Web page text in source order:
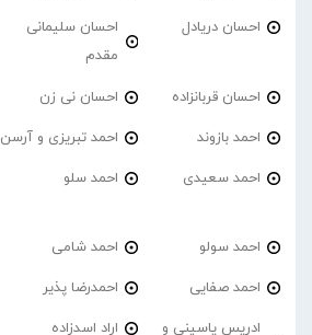
احسان دریادل
احسان سلیمانی
مقدم
احسان قربانزاده احسان نی زن
احمد بازوند احمد تبریزی و آرسن
احمد سعیدی احمد سلو
احمد سولو احمد شامی
احمد صفایی احمدرضا پذیر
ادریس یاسینی و
اراد اسدزاده